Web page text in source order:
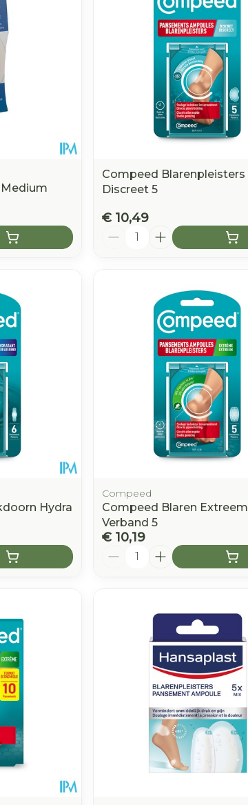
Compeed Blarenpleisters
Discreet 5
€ 10,49
Aantal
Hydra
Compeed
Compeed Blaren Extreem
Verband 5
€ 10,19
Aantal